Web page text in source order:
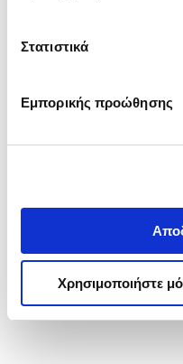
Στατιστικά
Εμπορικής προώθησης
Χρησιμοποιήστε